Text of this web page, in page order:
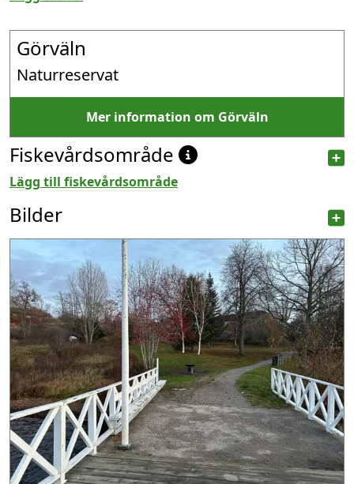
Görväln
Naturreservat
Mer information om Görväln
Fiskevårdsområde
Lägg till fiskevårdsområde
Bilder